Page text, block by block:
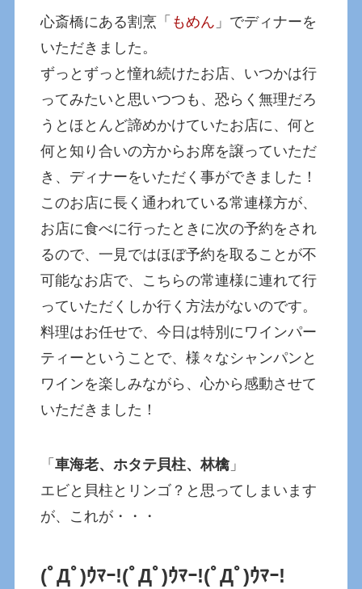
心斎橋にある割烹「 もめん 」でディナーを
いただきました。
ずっとずっと憧れ続けたお店、いつかは行
ってみたいと思いつつも、恐らく無理だろ
うとほとんど諦めかけていたお店に、何と
何と知り合いの方からお席を譲っていただ
き、ディナーをいただく事ができました！
このお店に長く通われている常連様方が、
お店に食べに行ったときに次の予約をされ
るので、一見ではほぼ予約を取ることが不
可能なお店で、こちらの常連様に連れて行
っていただくしか行く方法がないのです。
料理はお任せで、今日は特別にワインパー
ティーということで、様々なシャンパンと
ワインを楽しみながら、心から感動させて
いただきました！
「車海老、ホタテ貝柱、林檎 」
エビと貝柱とリンゴ？と思ってしまいます
が、これが・・・
(ﾟДﾟ)ｳﾏｰ!(ﾟДﾟ)ｳﾏｰ!(ﾟДﾟ)ｳﾏｰ!